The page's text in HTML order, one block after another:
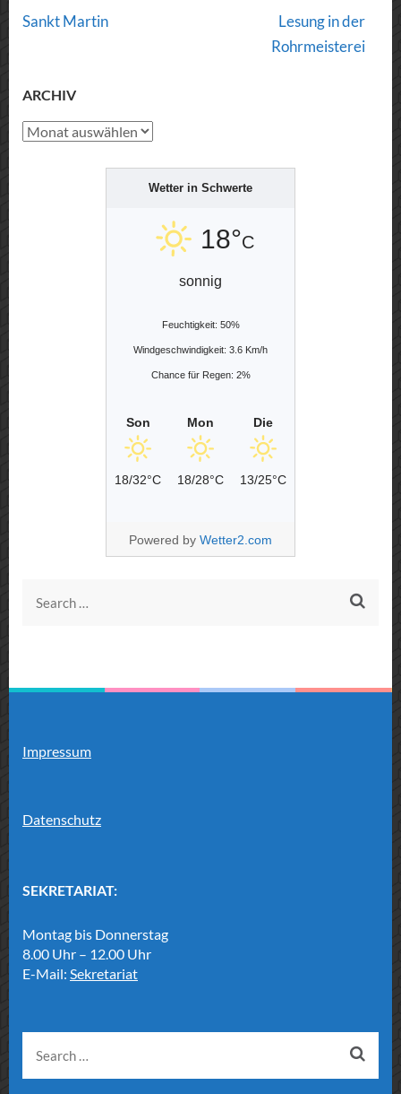
Post
Sankt Martin
Lesung in der
Rohrmeisterei
ARCHIV
Archiv
Wetter in Schwerte
18°C
sonnig
Feuchtigkeit: 50%
Windgeschwindigkeit: 3.6 Km/h
Chance für Regen: 2%
Son
18/32°C
Mon
18/28°C
Die
13/25°C
Powered by Wetter2.com
Search
Impressum
Datenschutz
SEKRETARIAT:
Montag bis Donnerstag
8.00 Uhr – 12.00 Uhr
E-Mail: Sekretariat
Search
for: